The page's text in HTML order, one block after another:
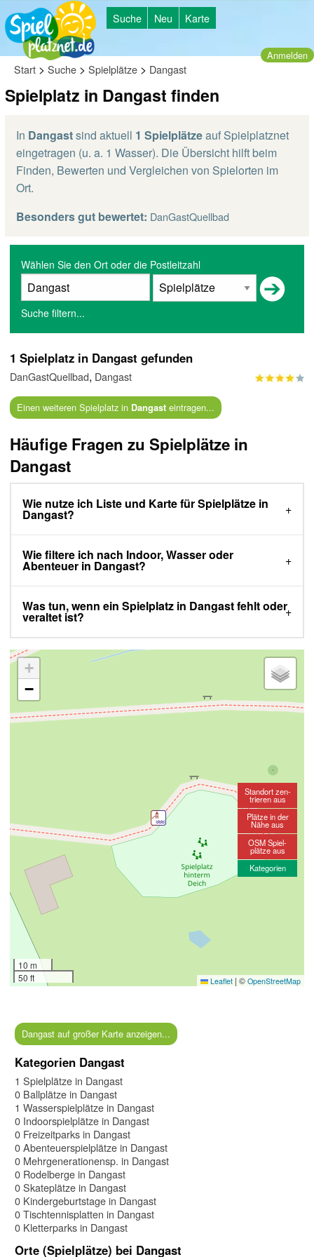
Suche Neu Karte
Anmelden
Start > Suche > Spielplätze > Dangast
Spielplatz in Dangast finden
In Dangastsind aktuell 1 Spielplätzeauf Spielplatznet
eingetragen (u. a. 1 Wasser). Die Übersicht hilft beim
Finden, Bewerten und Vergleichen von Spielorten im
Ort.
Besonders gut bewertet: DanGastQuellbad
Wählen Sie den Ort oder die Postleitzahl
Suche filtern...
1 Spielplatz in Dangast gefunden
DanGastQuellbad, Dangast
Einen weiteren Spielplatz in Dangasteintragen...
Häufige Fragen zu Spielplätze in
Dangast
Wie nutze ich Liste und Karte für Spielplätze in
Dangast?
Wie filtere ich nach Indoor, Wasser oder
Abenteuer in Dangast?
Was tun, wenn ein Spielplatz in Dangast fehlt oder
veraltet ist?
+
−
10 m
50 ft
Leaflet | © OpenStreetMap
Standort zen-
trieren aus
Plätze in der
Nähe aus
OSM Spiel-
plätze aus
Kategorien
Dangast auf großer Karte anzeigen...
Kategorien Dangast
1 Spielplätze in Dangast
0 Ballplätze in Dangast
1 Wasserspielplätze in Dangast
0 Indoorspielplätze in Dangast
0 Freizeitparks in Dangast
0 Abenteuerspielplätze in Dangast
0 Mehrgenerationensp. in Dangast
0 Rodelberge in Dangast
0 Skateplätze in Dangast
0 Kindergeburtstage in Dangast
0 Tischtennisplatten in Dangast
0 Kletterparks in Dangast
Orte (Spielplätze) bei Dangast